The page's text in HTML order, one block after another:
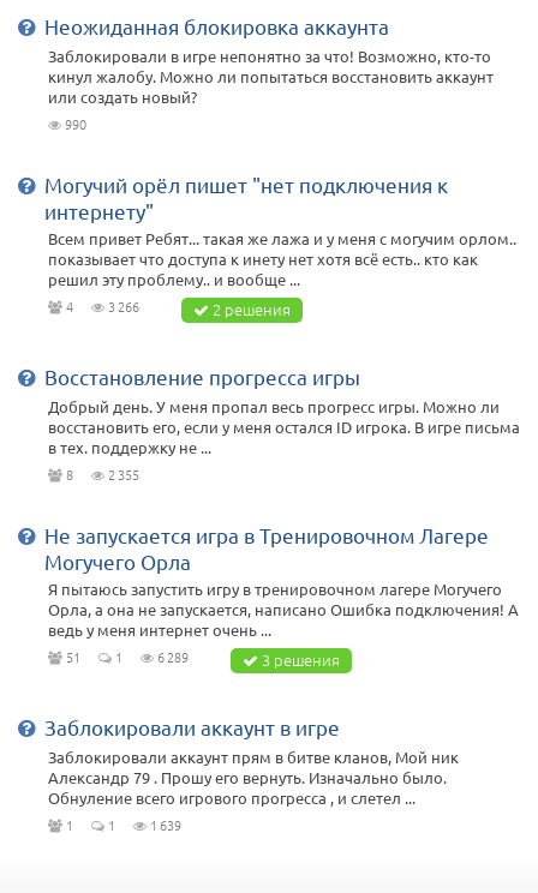
Неожиданная блокировка аккаунта
Заблокировали в игре непонятно за что! Возможно, кто-то
кинул жалобу. Можно ли попытаться восстановить аккаунт
или создать новый?
990
Могучий орёл пишет "нет подключения к
интернету"
Всем привет Ребят... такая же лажа и у меня с могучим орлом..
показывает что доступа к инету нет хотя всё есть.. кто как
решил эту проблему.. и вообще ...
4 3 266 2 решения
Восстановление прогресса игры
Добрый день. У меня пропал весь прогресс игры. Можно ли
восстановить его, если у меня остался ID игрока. В игре письма
в тех. поддержку не ...
8 2 355
Не запускается игра в Тренировочном Лагере
Могучего Орла
Я пытаюсь запустить игру в тренировочном лагере Могучего
Орла, а она не запускается, написано Ошибка подключения! А
ведь у меня интернет очень ...
51 1 6 289 3 решения
Заблокировали аккаунт в игре
Заблокировали аккаунт прям в битве кланов, Мой ник
Александр 79 . Прошу его вернуть. Изначально было.
Обнуление всего игрового прогресса , и слетел ...
1 1 1 639